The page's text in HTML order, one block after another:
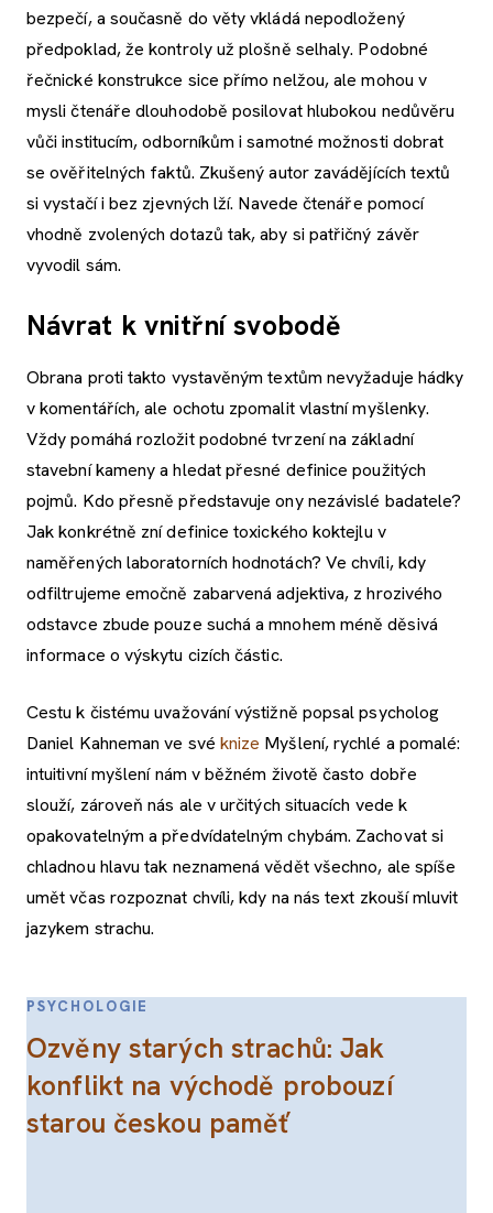
bezpečí, a současně do věty vkládá nepodložený
předpoklad, že kontroly už plošně selhaly. Podobné
řečnické konstrukce sice přímo nelžou, ale mohou v
mysli čtenáře dlouhodobě posilovat hlubokou nedůvěru
vůči institucím, odborníkům i samotné možnosti dobrat
se ověřitelných faktů. Zkušený autor zavádějících textů
si vystačí i bez zjevných lží. Navede čtenáře pomocí
vhodně zvolených dotazů tak, aby si patřičný závěr
vyvodil sám.
Návrat k vnitřní svobodě
Obrana proti takto vystavěným textům nevyžaduje hádky
v komentářích, ale ochotu zpomalit vlastní myšlenky.
Vždy pomáhá rozložit podobné tvrzení na základní
stavební kameny a hledat přesné definice použitých
pojmů. Kdo přesně představuje ony nezávislé badatele?
Jak konkrétně zní definice toxického koktejlu v
naměřených laboratorních hodnotách? Ve chvíli, kdy
odfiltrujeme emočně zabarvená adjektiva, z hrozivého
odstavce zbude pouze suchá a mnohem méně děsivá
informace o výskytu cizích částic.
Cestu k čistému uvažování výstižně popsal psycholog
Daniel Kahneman ve své knize Myšlení, rychlé a pomalé:
intuitivní myšlení nám v běžném životě často dobře
slouží, zároveň nás ale v určitých situacích vede k
opakovatelným a předvídatelným chybám. Zachovat si
chladnou hlavu tak neznamená vědět všechno, ale spíše
umět včas rozpoznat chvíli, kdy na nás text zkouší mluvit
jazykem strachu.
PSYCHOLOGIE
Ozvěny starých strachů: Jak
konflikt na východě probouzí
starou českou paměť